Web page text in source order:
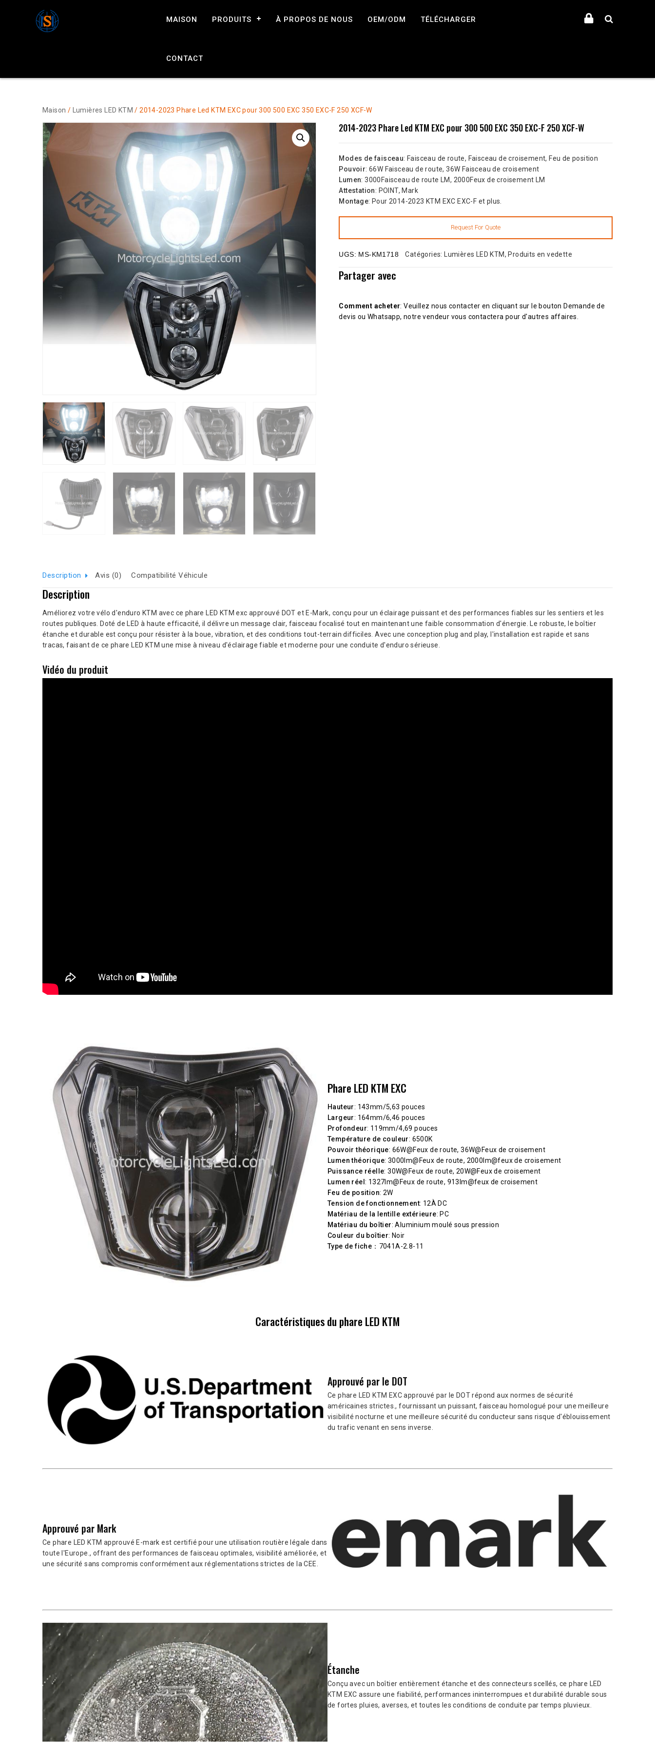
MAISON PRODUITS À PROPOS DE NOUS OEM/ODM TÉLÉCHARGER
CONTACT
Maison / Lumières LED KTM / 2014-2023 Phare Led KTM EXC pour 300 500 EXC 350 EXC-F 250 XCF-W
2014-2023 Phare Led KTM EXC pour 300 500 EXC 350 EXC-F 250 XCF-W
Modes de faisceau: Faisceau de route, Faisceau de croisement, Feu de position
Pouvoir: 66W Faisceau de route, 36W Faisceau de croisement
Lumen: 3000Faisceau de route LM, 2000Feux de croisement LM
Attestation: POINT, Mark
Montage: Pour 2014-2023 KTM EXC EXC-F et plus.
UGS: MS-KM1718 Catégories:Lumières LED KTM,Produits en vedette
Partager avec
Comment acheter: Veuillez nous contacter en cliquant sur le bouton Demande de
devis ou Whatsapp, notre vendeur vous contactera pour d'autres affaires.
Description Avis (0) Compatibilité Véhicule
Description
Améliorez votre vélo d'enduro KTM avec ce phare LED KTM exc approuvé DOT et E-Mark, conçu pour un éclairage puissant et des performances fiables sur les sentiers et les
routes publiques. Doté de LED à haute efficacité, il délivre un message clair, faisceau focalisé tout en maintenant une faible consommation d'énergie. Le robuste, le boîtier
étanche et durable est conçu pour résister à la boue, vibration, et des conditions tout-terrain difficiles. Avec une conception plug and play, l'installation est rapide et sans
tracas, faisant de ce phare LED KTM une mise à niveau d'éclairage fiable et moderne pour une conduite d'enduro sérieuse.
Vidéo du produit
Phare LED KTM EXC
Hauteur: 143mm/5,63 pouces
Largeur: 164mm/6,46 pouces
Profondeur: 119mm/4,69 pouces
Température de couleur: 6500K
Pouvoir théorique: 66W@Feux de route, 36W@Feux de croisement
Lumen théorique: 3000lm@Feux de route, 2000lm@feux de croisement
Puissance réelle: 30W@Feux de route, 20W@Feux de croisement
Lumen réel : 1327lm@Feux de route, 913lm@feux de croisement
Feu de position: 2W
Tension de fonctionnement: 12À DC
Matériau de la lentille extérieure: PC
Matériau du boîtier: Aluminium moulé sous pression
Couleur du boîtier: Noir
Type de fiche ：7041A-2.8-11
Caractéristiques du phare LED KTM
Approuvé par le DOT
Ce phare LED KTM EXC approuvé par le DOT répond aux normes de sécurité
américaines strictes., fournissant un puissant, faisceau homologué pour une meilleure
visibilité nocturne et une meilleure sécurité du conducteur sans risque d'éblouissement
du trafic venant en sens inverse.
Approuvé par Mark
Ce phare LED KTM approuvé E-mark est certifié pour une utilisation routière légale dans
toute l'Europe., offrant des performances de faisceau optimales, visibilité améliorée, et
une sécurité sans compromis conformément aux réglementations strictes de la CEE.
Étanche
Conçu avec un boîtier entièrement étanche et des connecteurs scellés, ce phare LED
KTM EXC assure une fiabilité, performances ininterrompues et durabilité durable sous
de fortes pluies, averses, et toutes les conditions de conduite par temps pluvieux.